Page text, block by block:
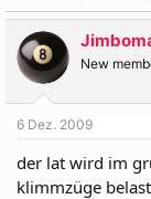
New
6 Dez. 2009
der lat wird im
klimmzüge